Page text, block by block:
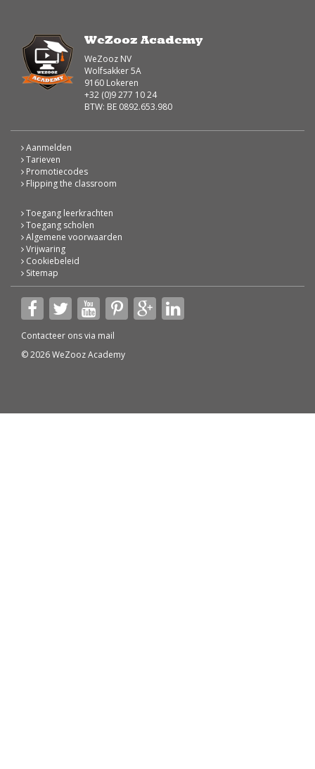
WeZooz Academy
WeZooz NV
Wolfsakker 5A
9160 Lokeren
+32 (0)9 277 10 24
BTW: BE 0892.653.980
Aanmelden
Tarieven
Promotiecodes
Flipping the classroom
Toegang leerkrachten
Toegang scholen
Algemene voorwaarden
Vrijwaring
Cookiebeleid
Sitemap
Contacteer ons via mail
© 2026 WeZooz Academy